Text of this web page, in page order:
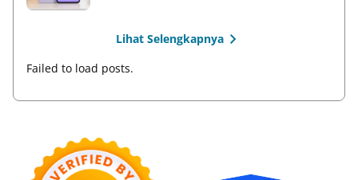
Lihat Selengkapnya
Failed to load posts.